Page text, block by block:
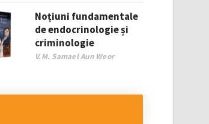
Noțiuni fundamentale
de endocrinologie și
criminologie
V.M. Samael Aun Weor